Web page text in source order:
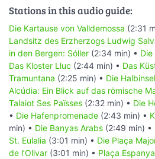
Stations in this audio guide:
Die Kartause von Valldemossa (2:31
Landsitz des Erzherzogs Ludwig
in den Bergen: Sóller (2:34 min) •
Das Kloster Lluc (2:44 min) • Das
Tramuntana (2:25 min) • Die
Alcúdia: Ein Blick auf das römische
Talaiot Ses Païsses (2:32 min) • Die
• Die Hafenpromenade (2:43 min) •
min) • Die Banyas Arabs (2:49 min) •
St. Eulalia (3:01 min) • Die Plaça
de l’Olivar (3:01 min) • Plaça